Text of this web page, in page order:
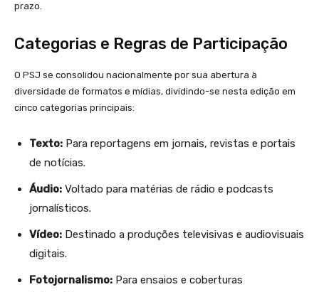
prazo.
Categorias e Regras de Participação
O PSJ se consolidou nacionalmente por sua abertura à
diversidade de formatos e mídias, dividindo-se nesta edição em
cinco categorias principais:
Texto: Para reportagens em jornais, revistas e portais
de notícias.
Áudio: Voltado para matérias de rádio e podcasts
jornalísticos.
Vídeo: Destinado a produções televisivas e audiovisuais
digitais.
Fotojornalismo: Para ensaios e coberturas